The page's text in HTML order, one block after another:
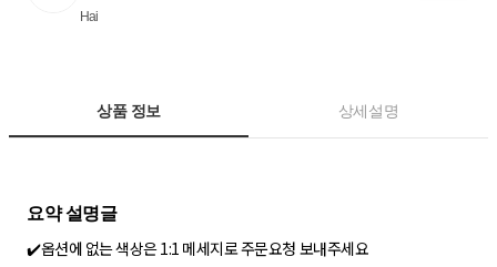
Hai
상품 정보 상세설명
요약 설명글
✔️옵션에 없는 색상은 1:1 메세지로 주문요청 보내주세요